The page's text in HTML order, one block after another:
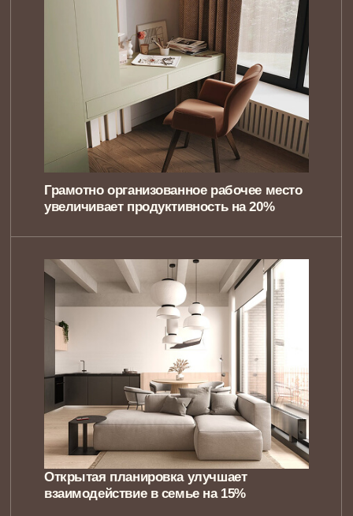
Освещение с регулируемой
интенсивностью улучшает концентрацию
на 35%
Зеленые зоны в доме улучшают
качество воздуха на 20%